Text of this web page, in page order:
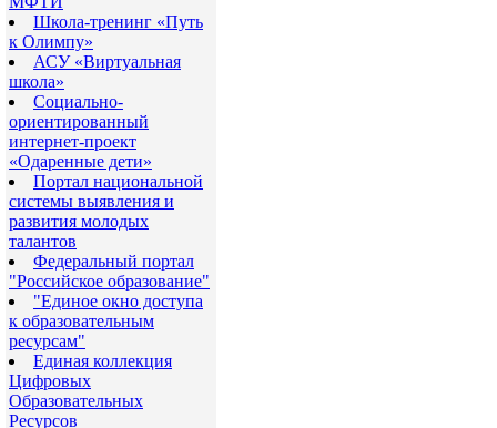
Школа-тренинг «Путь
к Олимпу»
АСУ «Виртуальная
школа»
Социально-
ориентированный
интернет-проект
«Одаренные дети»
Портал национальной
системы выявления и
развития молодых
талантов
Федеральный портал
"Российское образование"
"Eдиное окно доступа
к образовательным
ресурсам"
Eдиная коллекция
Цифровых
Образовательных
Ресурсов